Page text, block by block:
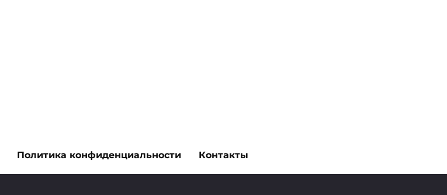
Политика конфиденциальности Контакты